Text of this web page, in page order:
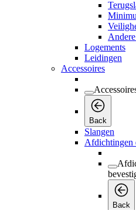
Logements
Leidingen
Accessoires
Back
Slangen
Afdichtingen
Back